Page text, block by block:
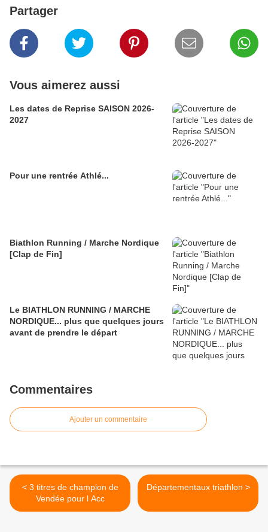
Partager
Vous aimerez aussi
Les dates de Reprise SAISON 2026-
2027
Pour une rentrée Athlé...
Biathlon Running / Marche Nordique
[Clap de Fin]
Le BIATHLON RUNNING / MARCHE
NORDIQUE... plus que quelques jours
avant de prendre le départ
Commentaires
Ajouter un commentaire
< 3 titres de champion de
Vendée pour l Acc
Départementaux triathlon >